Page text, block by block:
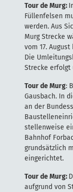
Tour de Murg:
Füllenfelsen
werden. Aus
Murg Strecke
vom 17.
Die
Strecke erfolgt
Tour de Murg:
Gausbach. In
an der
stellenweise
Bahnhof
grundsätzlich
eingerichtet.
Tour de Murg:
aufgrund von